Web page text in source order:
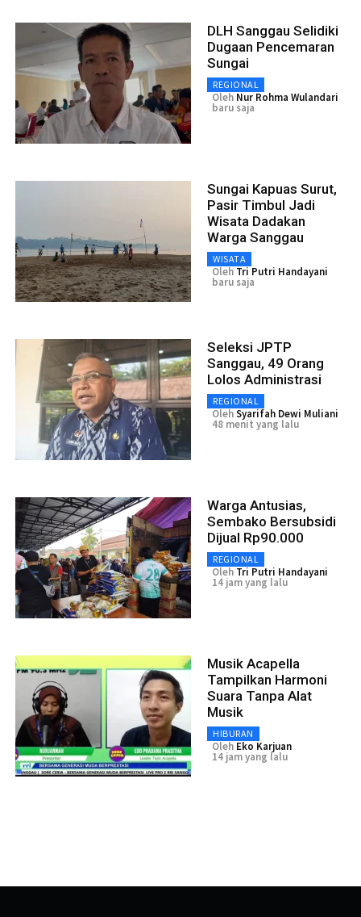
DLH Sanggau Selidiki
Dugaan Pencemaran
Sungai
REGIONAL
Oleh Nur Rohma Wulandari
baru saja
Sungai Kapuas Surut,
Pasir Timbul Jadi
Wisata Dadakan
Warga Sanggau
WISATA
Oleh Tri Putri Handayani
baru saja
Seleksi JPTP
Sanggau, 49 Orang
Lolos Administrasi
REGIONAL
OlehSyarifah Dewi Muliani
48 menit yang lalu
Warga Antusias,
Sembako Bersubsidi
Dijual Rp90.000
REGIONAL
Oleh Tri Putri Handayani
14 jam yang lalu
Musik Acapella
Tampilkan Harmoni
Suara Tanpa Alat
Musik
HIBURAN
Oleh Eko Karjuan
14 jam yang lalu